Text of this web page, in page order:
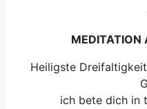
MEDITATION
Heiligste
ich bete dich in